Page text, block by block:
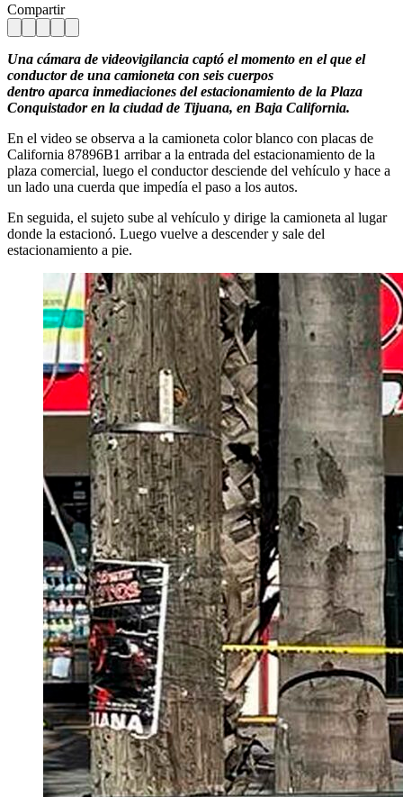
Compartir
Una cámara de videovigilancia captó el momento en el que el
conductor de una camioneta con seis cuerpos
dentro aparca inmediaciones del estacionamiento de la Plaza
Conquistador en la ciudad de Tijuana, en Baja California.
En el video se observa a la camioneta color blanco con placas de
California 87896B1 arribar a la entrada del estacionamiento de la
plaza comercial, luego el conductor desciende del vehículo y hace a
un lado una cuerda que impedía el paso a los autos.
En seguida, el sujeto sube al vehículo y dirige la camioneta al lugar
donde la estacionó. Luego vuelve a descender y sale del
estacionamiento a pie.